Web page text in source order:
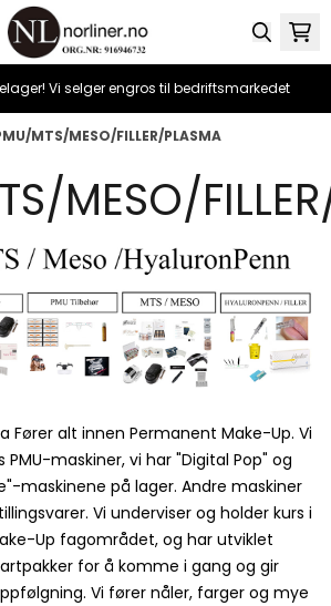
Vi selger engros til bedriftsmarkedet
MTS/MESO/FILLER/PLASMA
MESO/
Fører alt innen Permanent Make-Up. Vi
maskiner, vi har "Digital Pop" og
maskinene på lager. Andre maskiner
Vi underviser og holder kurs i
Up fagområdet, og har utviklet
for å komme i gang og gir
Vi fører nåler, farger og mye